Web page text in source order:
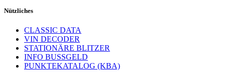
Nützliches
CLASSIC DATA
VIN DECODER
STATIONÄRE BLITZER
INFO BUSSGELD
PUNKTEKATALOG (KBA)